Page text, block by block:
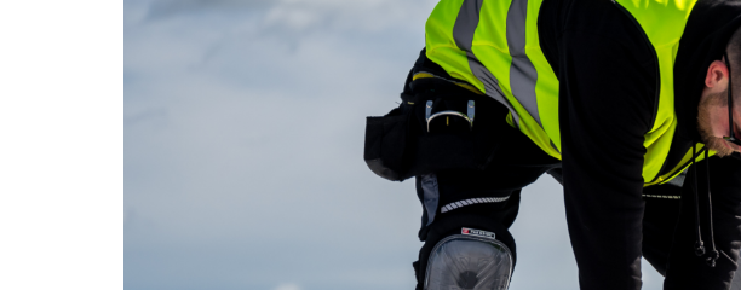
Système de montage MSP
MSP pour toits plats est-ouest
MSP toit végétal
MSP pour toits plats sud
MSP pour toits inclinés
MSP pour toits inclinés Inlay
MSP pour toits métalliques